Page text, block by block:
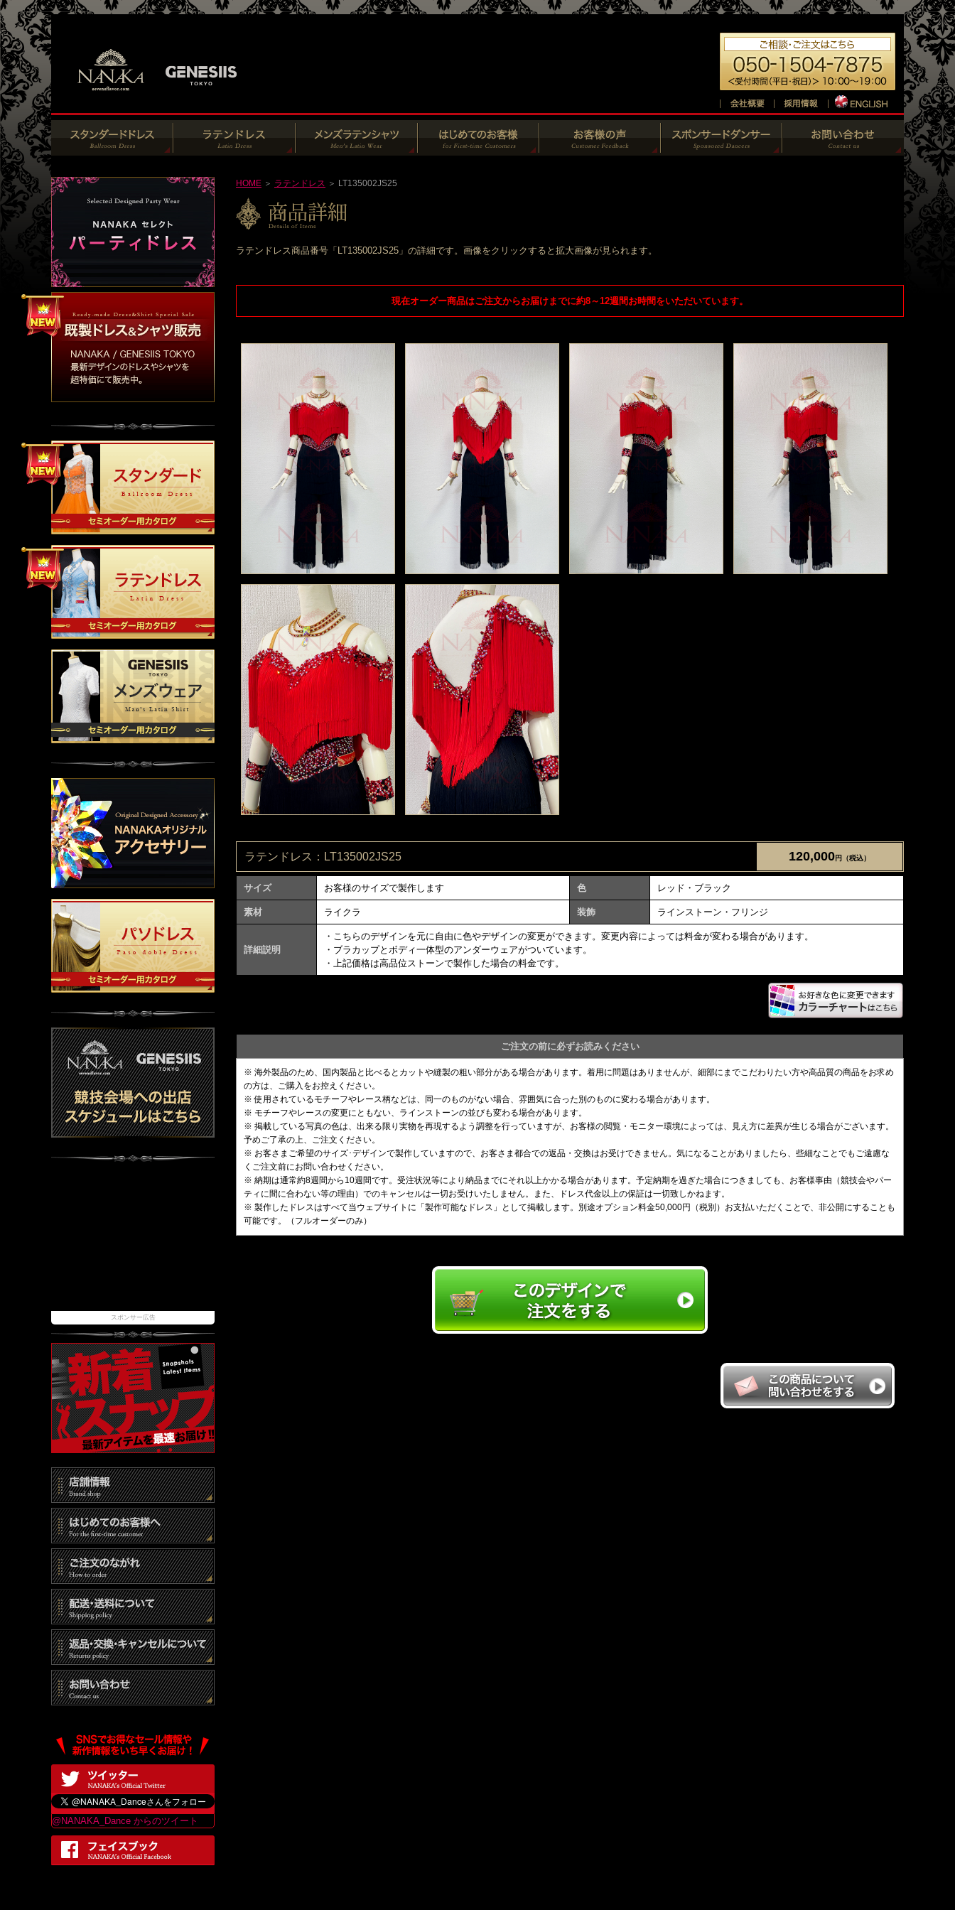
スポンサー広告
@NANAKA_Dance からのツイート
HOME ＞ ラテンドレス ＞ LT135002JS25
ラテンドレス商品番号「LT135002JS25」の詳細です。画像をクリックすると拡大画像が見られます。
現在オーダー商品はご注文からお届けまでに約8～12週間お時間をいただいています。
ラテンドレス：LT135002JS25 120,000円（税込）
サイズ お客様のサイズで製作します 色 レッド・ブラック
素材 ライクラ 装飾 ラインストーン・フリンジ
詳細説明
・こちらのデザインを元に自由に色やデザインの変更ができます。変更内容によっては料金が変わる場合があります。
・ブラカップとボディ一体型のアンダーウェアがついています。
・上記価格は高品位ストーンで製作した場合の料金です。
ご注文の前に必ずお読みください
※ 海外製品のため、国内製品と比べるとカットや縫製の粗い部分がある場合があります。着用に問題はありませんが、細部にまでこだわりたい方や高品質の商品をお求め
の方は、ご購入をお控えください。
※ 使用されているモチーフやレース柄などは、同一のものがない場合、雰囲気に合った別のものに変わる場合があります。
※ モチーフやレースの変更にともない、ラインストーンの並びも変わる場合があります。
※ 掲載している写真の色は、出来る限り実物を再現するよう調整を行っていますが、お客様の閲覧・モニター環境によっては、見え方に差異が生じる場合がございます。
予めご了承の上、ご注文ください。
※ お客さまご希望のサイズ･デザインで製作していますので、お客さま都合での返品・交換はお受けできません。気になることがありましたら、些細なことでもご遠慮な
くご注文前にお問い合わせください。
※ 納期は通常約8週間から10週間です。受注状況等により納品までにそれ以上かかる場合があります。予定納期を過ぎた場合につきましても、お客様事由（競技会やパー
ティに間に合わない等の理由）でのキャンセルは一切お受けいたしません。また、ドレス代金以上の保証は一切致しかねます。
※ 製作したドレスはすべて当ウェブサイトに「製作可能なドレス」として掲載します。別途オプション料金50,000円（税別）お支払いただくことで、非公開にすることも
可能です。（フルオーダーのみ）